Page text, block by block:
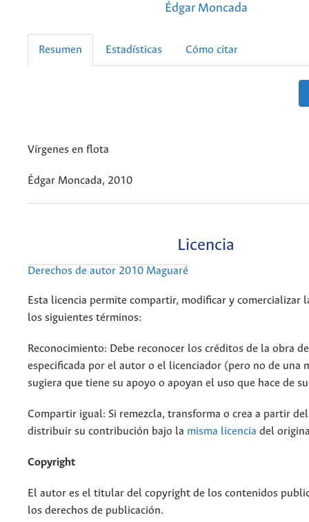
Édgar Moncada
Resumen Estadísticas Cómo citar
Vírgenes en flota
Édgar Moncada, 2010
Licencia
Derechos de autor 2010 Maguaré
Esta licencia permite compartir, modificar y comercializar
los siguientes términos:
Reconocimiento: Debe reconocer los créditos de la obra
especificada por el autor o el licenciador (pero no de una
sugiera que tiene su apoyo o apoyan el uso que hace de
Compartir igual: Si remezcla, transforma o crea a partir
distribuir su contribución bajo la misma licencia del
Copyright
El autor es el titular del copyright de los contenidos
los derechos de publicación.